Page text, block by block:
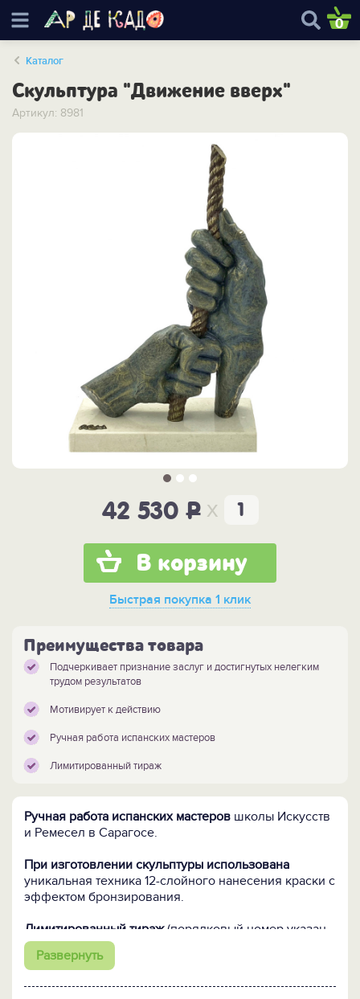
0
Каталог
Скульптура "Движение вверх"
Артикул: 8981
42 530P x
В корзину
Быстрая покупка 1 клик
Преимущества товара
Подчеркивает признание заслуг и достигнутых нелегким
трудом результатов
Мотивирует к действию
Ручная работа испанских мастеров
Лимитированный тираж
Ручная работа испанских мастеров школы Искусств
и Ремесел в Сарагосе.
При изготовлении скульптуры использована
уникальная техника 12-слойного нанесения краски с
эффектом бронзирования.
Лимитированный тираж(порядковый номер указан
на скульптуре).
Развернуть